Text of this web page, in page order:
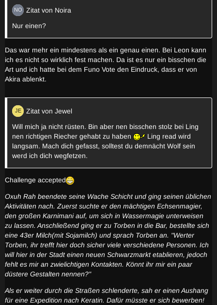
Zitat von Noira
Nur einen?
Das war mehr ein mindestens als ein genau einen. Bei Leon kann
ich es nicht so wirklich fest machen. Da ist es nur ein bisschen die
Art und ich hatte bei dem Funo Vote den Eindruck, dass er von
Akira ablenkt.
Zitat von Jewel
Will mich ja nicht rüsten. Bin aber nen bisschen stolz bei Ling
nen richtigen Riecher gehabt zu haben
Ling read wird
langsam. Mach dich gefasst, solltest du demnächt Wolf sein
werd ich dich wegfetzen.
Challenge accepted
Oxuh Rah beendete seine Wache Schicht und ging seinen üblichen
Aktivitäten nach. Zuerst suchte er den mächtigen Echsenmagier,
den großen Karnimani auf, um sich in Wassermagie unterweisen
zu lassen. Anschließend ging er zu Torben in die Bar, bestellte sich
eine 43er Milch(mit Sojamilch) und sprach Torben an. "Werter
Torben, ihr trefft hier doch sicher viele verschiedene Personen. Ich
will hier in der Stadt einen neuen Schwarzmarkt etablieren, jedoch
fehlt es mir an zwielichtigen Kontakten. Könnt ihr mir ein paar
düstere Gestalten nennen?"
Als er weiter durch die Straßen schlenderte, sah er einen Aushang
für eine Expedition nach Keratin. Dafür müsste er sich bewerben!